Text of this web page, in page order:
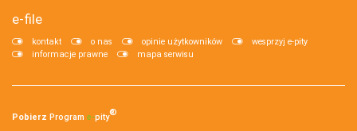
e-file
kontakt o nas opinie użytkowników
wesprzyj e-pity
informacje prawne
mapa serwisu
Pobierz Program e‑pity®